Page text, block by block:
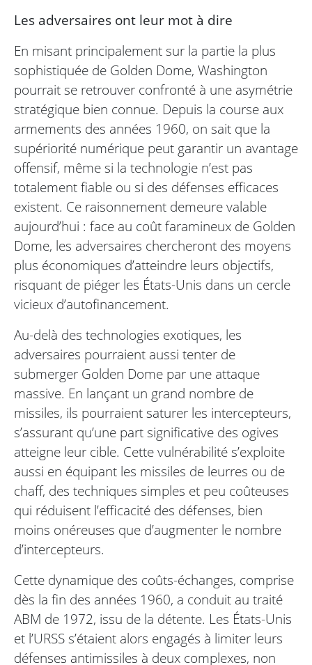
Les adversaires ont leur mot à dire
En misant principalement sur la partie la plus
sophistiquée de Golden Dome, Washington
pourrait se retrouver confronté à une asymétrie
stratégique bien connue. Depuis la course aux
armements des années 1960, on sait que la
supériorité numérique peut garantir un avantage
offensif, même si la technologie n’est pas
totalement fiable ou si des défenses efficaces
existent. Ce raisonnement demeure valable
aujourd’hui : face au coût faramineux de Golden
Dome, les adversaires chercheront des moyens
plus économiques d’atteindre leurs objectifs,
risquant de piéger les États-Unis dans un cercle
vicieux d’autofinancement.
Au-delà des technologies exotiques, les
adversaires pourraient aussi tenter de
submerger Golden Dome par une attaque
massive. En lançant un grand nombre de
missiles, ils pourraient saturer les intercepteurs,
s’assurant qu’une part significative des ogives
atteigne leur cible. Cette vulnérabilité s’exploite
aussi en équipant les missiles de leurres ou de
chaff, des techniques simples et peu coûteuses
qui réduisent l’efficacité des défenses, bien
moins onéreuses que d’augmenter le nombre
d’intercepteurs.
Cette dynamique des coûts-échanges, comprise
dès la fin des années 1960, a conduit au traité
ABM de 1972, issu de la détente. Les États-Unis
et l’URSS s’étaient alors engagés à limiter leurs
défenses antimissiles à deux complexes, non